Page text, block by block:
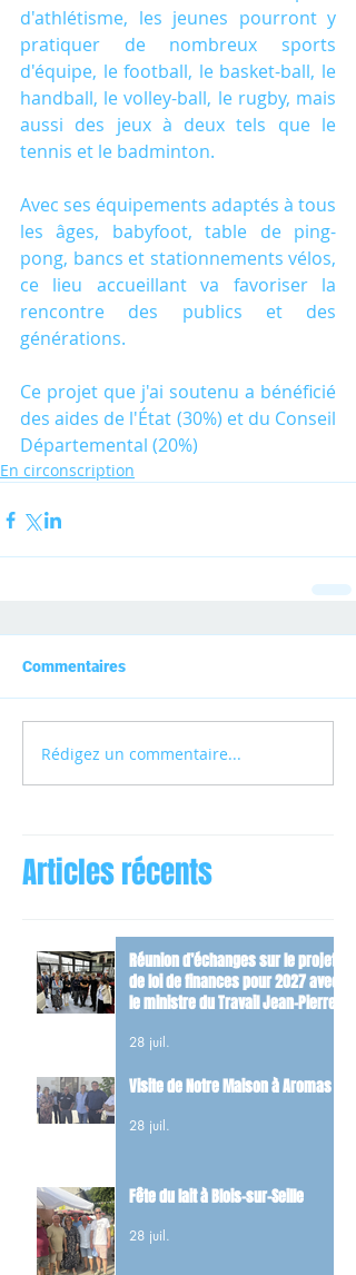
d'athlétisme, les jeunes pourront y
pratiquer de nombreux sports
d'équipe, le football, le basket-ball, le
handball, le volley-ball, le rugby, mais
aussi des jeux à deux tels que le
tennis et le badminton.
Avec ses équipements adaptés à tous
les âges, babyfoot, table de ping-
pong, bancs et stationnements vélos,
ce lieu accueillant va favoriser la
rencontre des publics et des
générations.
Ce projet que j'ai soutenu a bénéficié
des aides de l'État (30%) et du Conseil
Départemental (20%)
En circonscription
Commentaires
Rédigez un commentaire...
Articles récents
Réunion d’échanges sur le projet
de loi de finances pour 2027 avec
le ministre du Travail Jean-Pierre
28 juil.
Visite de Notre Maison à Aromas
28 juil.
Fête du lait à Blois-sur-Seille
28 juil.